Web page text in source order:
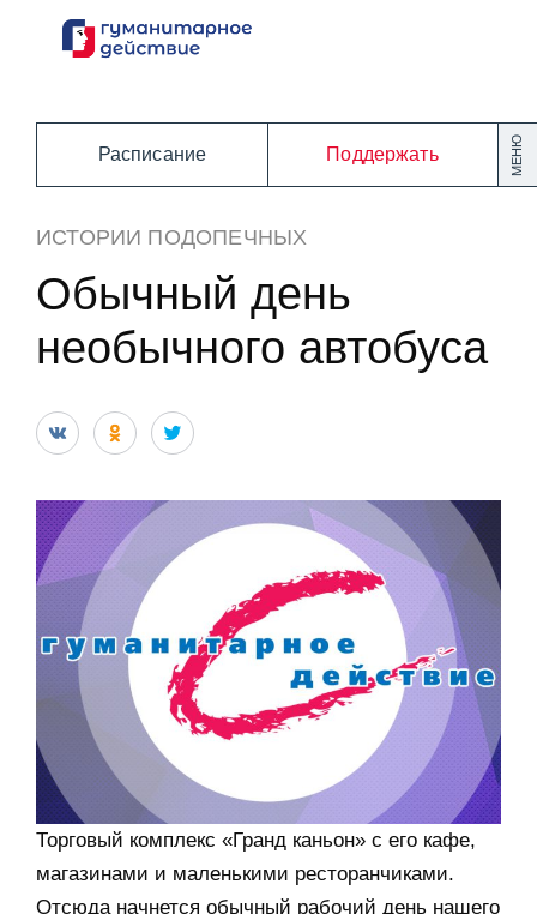
Перейти
МЕНЮ
Расписание Поддержать
ИСТОРИИ ПОДОПЕЧНЫХ
Обычный день
необычного автобуса
Торговый комплекс «Гранд каньон» с его кафе,
магазинами и маленькими ресторанчиками.
Отсюда начнется обычный рабочий день нашего